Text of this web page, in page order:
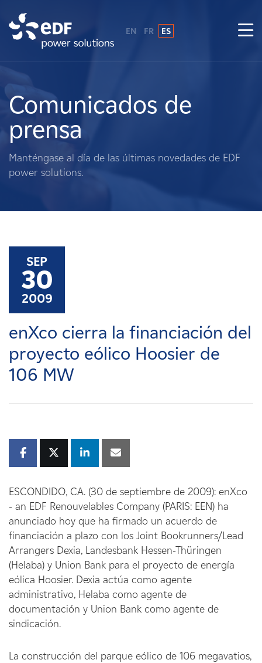
Sobre nosotros
Qué hacemos
Terratenientes
Carreras
Noticias
Contacte con
Afiliados
EN FR ES
Comunicados de
prensa
Manténgase al día de las últimas novedades de EDF
power solutions.
SEP
30
2009
enXco cierra la financiación del
proyecto eólico Hoosier de
106 MW
ESCONDIDO, CA. (30 de septiembre de 2009): enXco
- an EDF Renouvelables Company (PARIS: EEN) ha
anunciado hoy que ha firmado un acuerdo de
financiación a plazo con los Joint Bookrunners/Lead
Arrangers Dexia, Landesbank Hessen-Thüringen
(Helaba) y Union Bank para el proyecto de energía
eólica Hoosier. Dexia actúa como agente
administrativo, Helaba como agente de
documentación y Union Bank como agente de
sindicación.
La construcción del parque eólico de 106 megavatios,